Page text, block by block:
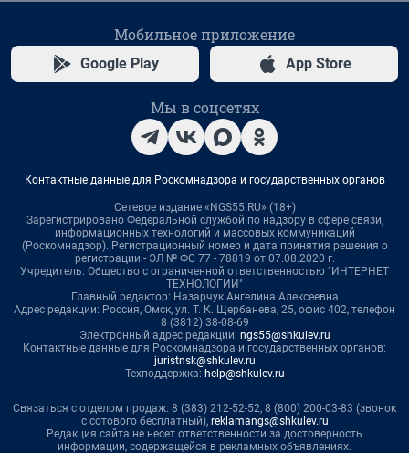
Мобильное приложение
Google Play App Store
Мы в соцсетях
Контактные данные для Роскомнадзора и государственных органов
Сетевое издание «NGS55.RU» (18+)
Зарегистрировано Федеральной службой по надзору в сфере связи,
информационных технологий и массовых коммуникаций
(Роскомнадзор). Регистрационный номер и дата принятия решения о
регистрации - ЭЛ № ФС 77 - 78819 от 07.08.2020 г.
Учредитель: Общество с ограниченной ответственностью "ИНТЕРНЕТ
ТЕХНОЛОГИИ"
Главный редактор: Назарчук Ангелина Алексеевна
Адрес редакции: Россия, Омск, ул. Т. К. Щербанева, 25, офис 402, телефон
8 (3812) 38-08-69
Электронный адрес редакции: ngs55@shkulev.ru
Контактные данные для Роскомнадзора и государственных органов:
juristnsk@shkulev.ru
Техподдержка: help@shkulev.ru
Связаться с отделом продаж: 8 (383) 212-52-52, 8 (800) 200-03-83 (звонок
с сотового бесплатный), reklamangs@shkulev.ru
Редакция сайта не несет ответственности за достоверность
информации, содержащейся в рекламных объявлениях.